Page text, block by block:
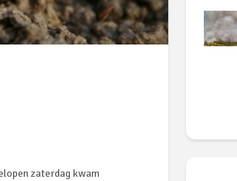
zaterdag kwam
2026
zorgt
pret.
Gevaarlijk gif in
Huissense visvijvers:
‘Raak geen dode